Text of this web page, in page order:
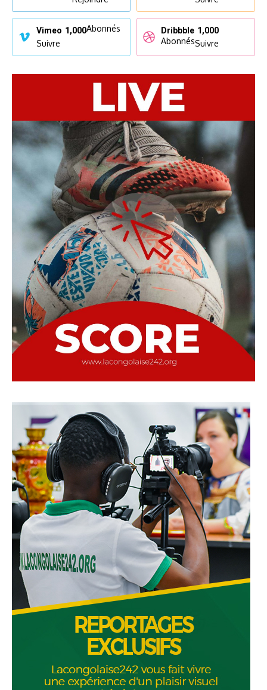
Vimeo 1,000Abonnés
Suivre
Dribbble 1,000
AbonnésSuivre